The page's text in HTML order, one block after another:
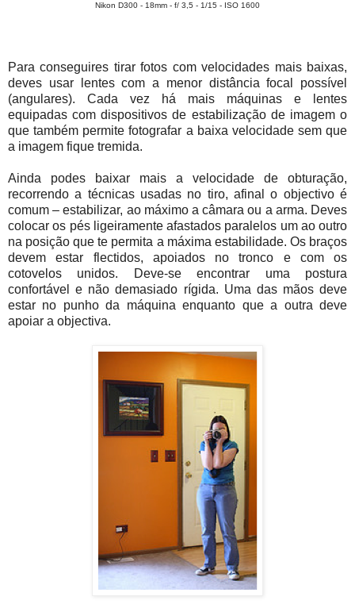
Nikon D300 - 18mm - f/ 3,5 - 1/15 - ISO 1600
Para conseguires tirar fotos com velocidades mais baixas,
deves usar lentes com a menor distância focal possível
(angulares). Cada vez há mais máquinas e lentes
equipadas com dispositivos de estabilização de imagem o
que também permite fotografar a baixa velocidade sem que
a imagem fique tremida.
Ainda podes baixar mais a velocidade de obturação,
recorrendo a técnicas usadas no tiro, afinal o objectivo é
comum – estabilizar, ao máximo a câmara ou a arma. Deves
colocar os pés ligeiramente afastados paralelos um ao outro
na posição que te permita a máxima estabilidade. Os braços
devem estar flectidos, apoiados no tronco e com os
cotovelos unidos. Deve-se encontrar uma postura
confortável e não demasiado rígida. Uma das mãos deve
estar no punho da máquina enquanto que a outra deve
apoiar a objectiva.